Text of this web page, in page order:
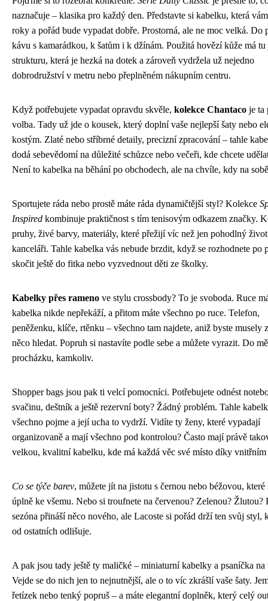
naznačuje – klasika pro každý den. Představte si kabelku, která
roky a pořád bude vypadat dobře. Prostorná, ale ne moc velká. Do
kávu s kamarádkou, k šatům i k džínám. Použitá hovězí kůže má tu
strukturu, která je hezká na dotek a zároveň vydržela už nejedno
dobrodružství v metru nebo přeplněném nákupním centru.
Když potřebujete vypadat opravdu skvěle, kolekce Chantaco je ta
volba. Tady už jde o kousek, který doplní vaše nejlepší šaty nebo
kostým. Zlaté nebo stříbrné detaily, precizní zpracování – tahle
dodá sebevědomí na důležité schůzce nebo večeři, kde chcete
Není to kabelka na běhání po obchodech, ale na chvíle, kdy na
Sportujete ráda nebo prostě máte ráda dynamičtější styl? Kolekce
Inspired kombinuje praktičnost s tím tenisovým odkazem značky.
pruhy, živé barvy, materiály, které přežijí víc než jen pohodlný
kanceláři. Tahle kabelka vás nebude brzdit, když se rozhodnete po
skočit ještě do fitka nebo vyzvednout děti ze školky.
Kabelky přes rameno ve stylu crossbody? To je svoboda. Ruce
kabelka nikde nepřekáží, a přitom máte všechno po ruce. Telefon,
peněženku, klíče, rtěnku – všechno tam najdete, aniž byste musely
něco hledat. Popruh si nastavíte podle sebe a můžete vyrazit. Do
procházku, kamkoliv.
Shopper bags jsou pak ti velcí pomocníci. Potřebujete odnést
svačinu, deštník a ještě rezervní boty? Žádný problém. Tahle
všechno pojme a její ucha to vydrží. Vidíte ty ženy, které vypadají
organizovaně a mají všechno pod kontrolou? Často mají právě
velkou, kvalitní kabelku, kde má každá věc své místo díky vnitřním
Co se týče barev, můžete jít na jistotu s černou nebo béžovou, které
úplně ke všemu. Nebo si troufnete na červenou? Zelenou? Žlutou?
sezóna přináší něco nového, ale Lacoste si pořád drží ten svůj styl,
od ostatních odlišuje.
A pak jsou tady ještě ty maličké – miniaturní kabelky a psaníčka na
Vejde se do nich jen to nejnutnější, ale o to víc zkrášlí vaše šaty.
řetízek nebo tenký popruš – a máte elegantní doplněk, který celý